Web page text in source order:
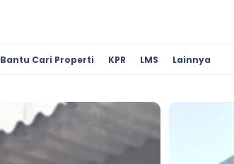
Bantu Cari Properti KPR LMS Lainnya